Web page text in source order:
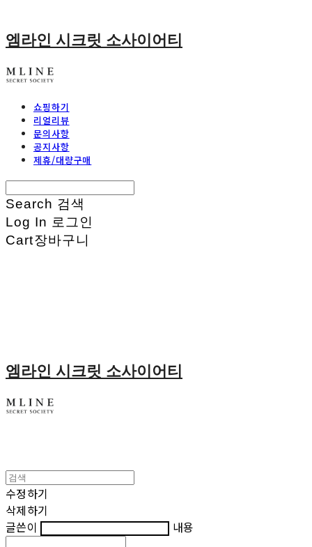
엠라인 시크릿 소사이어티
쇼핑하기
리얼리뷰
문의사항
공지사항
제휴/대량구매
Search 검색
Log In 로그인
Cart장바구니
엠라인 시크릿 소사이어티
수정하기
삭제하기
글쓴이
내용